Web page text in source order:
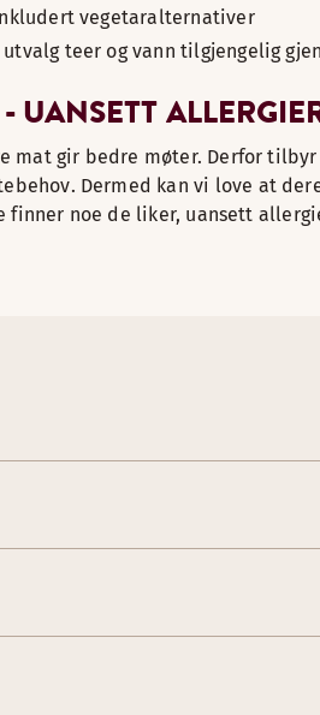
vegetaralternativer
teer og vann tilgjengelig
UANSETT
mat gir bedre møter. Derfor
Dermed kan vi love at
finner noe de liker, uansett